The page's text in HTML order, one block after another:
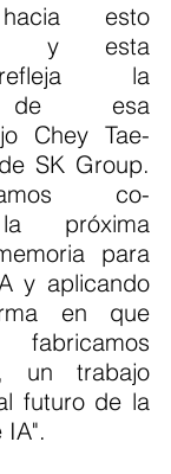
hacia esto
y esta
la
de esa
Chey Tae-
SK Group.
co-
la próxima
para
y aplicando
en que
un trabajo
futuro de la
IA".